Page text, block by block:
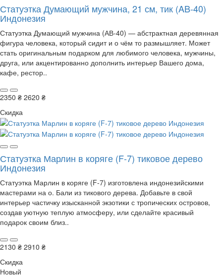
Статуэтка Думающий мужчина, 21 см, тик (AB-40)
Индонезия
Статуэтка Думающий мужчина (АВ-40) — абстрактная деревянная
фигура человека, который сидит и о чём то размышляет. Может
стать оригинальным подарком для любимого человека, мужчины,
друга, или акцентированно дополнить интерьер Вашего дома,
кафе, рестор..
2350 ₴ 2620 ₴
Скидка
Статуэтка Марлин в коряге (F-7) тиковое дерево
Индонезия
Статуэтка Марлин в коряге (F-7) изготовлена индонезийскими
мастерами на о. Бали из тикового дерева. Добавьте в свой
интерьер частичку изысканной экзотики с тропических островов,
создав уютную теплую атмосферу, или сделайте красивый
подарок своим близ..
2130 ₴ 2910 ₴
Скидка
Новый